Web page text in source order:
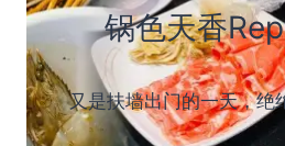
锅色天香
又是扶墙出门的一天，绝